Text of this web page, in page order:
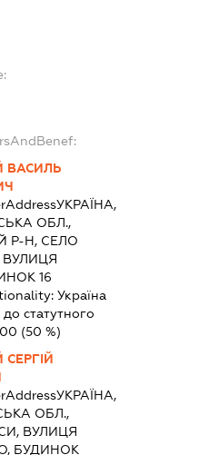
ВАСИЛЬ
УКРАЇНА,
ОБЛ.,
Р-Н, СЕЛО
ВУЛИЦЯ
16
Україна
статутного
(50 %)
СЕРГІЙ
УКРАЇНА,
ОБЛ.,
ВУЛИЦЯ
БУДИНОК